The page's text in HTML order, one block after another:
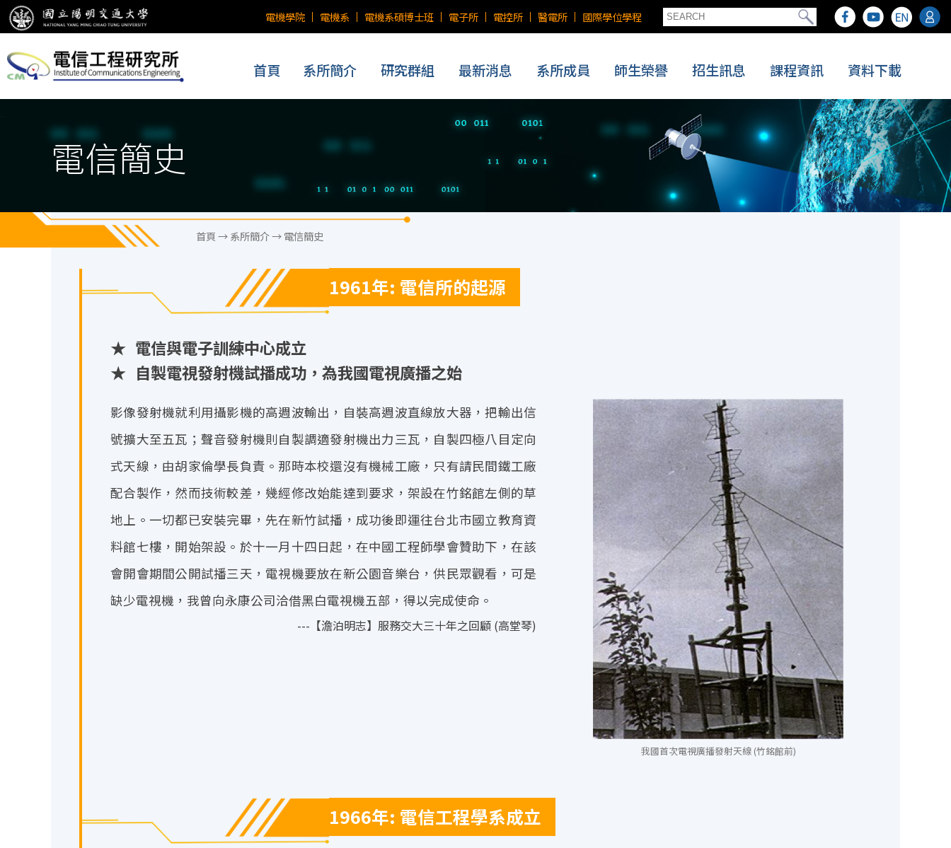
電機學院 電機系 電機系碩博士班 電子所 電控所 醫電所 國際學位學程
首頁 系所簡介 研究群組 最新消息 系所成員 師生榮譽 招生訊息 課程資訊 資料下載
電信簡史
首頁→ 系所簡介 → 電信簡史
1961年: 電信所的起源
★ 電信與電子訓練中心成立
★ 自製電視發射機試播成功，為我國電視廣播之始
影像發射機就利用攝影機的高週波輸出，自裝高週波直線放大器，把輸出信
號擴大至五瓦；聲音發射機則自製調適發射機出力三瓦，自製四極八目定向
式天線，由胡家倫學長負責。那時本校還沒有機械工廠，只有請民間鐵工廠
配合製作，然而技術較差，幾經修改始能達到要求，架設在竹銘館左側的草
地上。一切都已安裝完畢，先在新竹試播，成功後即運往台北市國立教育資
料館七樓，開始架設。於十一月十四日起，在中國工程師學會贊助下，在該
會開會期間公開試播三天，電視機要放在新公園音樂台，供民眾觀看，可是
缺少電視機，我曾向永康公司洽借黑白電視機五部，得以完成使命。
---【澹泊明志】服務交大三十年之回顧 (高堂琴)
我國首次電視廣播發射天線 (竹銘館前)
1966年: 電信工程學系成立